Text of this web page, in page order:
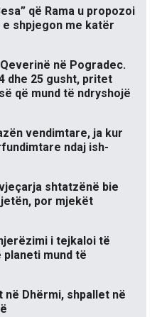
që Rama u propozoi
shpjegon me katër
në Pogradec.
dhe 25 gusht, pritet
që mund të ndryshojë
vendimtare, ja kur
ndaj ish-
shtatzënë bie
por mjekët
i tejkaloi të
mund të
Dhërmi, shpallet në